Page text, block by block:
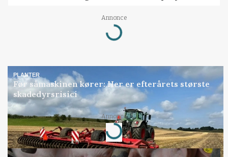
Annonce
Loading...
PLANTER
Før såmaskinen kører: Her er efterårets største
skadedyrsrisici
Annonce
Loading...